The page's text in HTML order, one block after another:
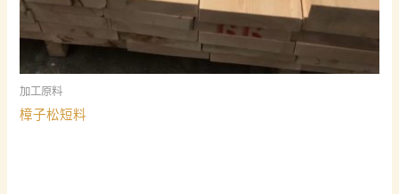
加工原料
樟子松短料